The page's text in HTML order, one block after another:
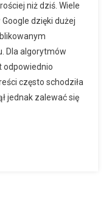
niż dziś. Wiele
dzięki dużej
Dla algorytmów
odpowiednio
często schodziła
jednak zalewać się